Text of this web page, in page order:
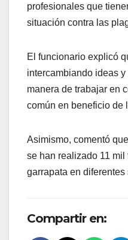
profesionales que
situación contra las
El funcionario explicó
intercambiando ideas
manera de trabajar en
común en beneficio de
Asimismo, comentó
se han realizado 11
garrapata en
Compartir en: